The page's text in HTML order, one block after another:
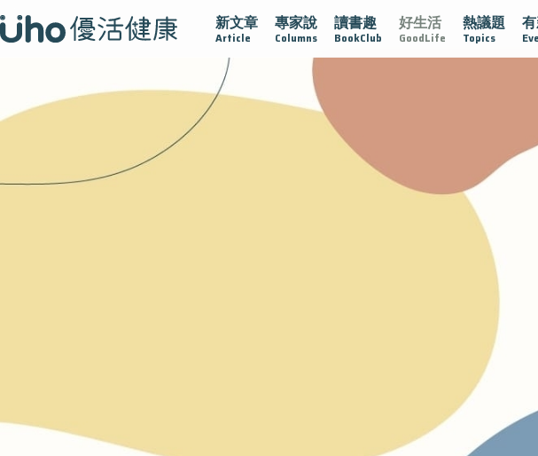
新文章
Article
專家說
Columns
讀書趣
BookClub
好生活
GoodLife
熱議題
Topics
黏 守護腺在 疫情保衛戰 再生醫學 愛的未來視 認識攝護腺肥大 守